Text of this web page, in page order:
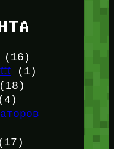
(16)
🎞️ (1)